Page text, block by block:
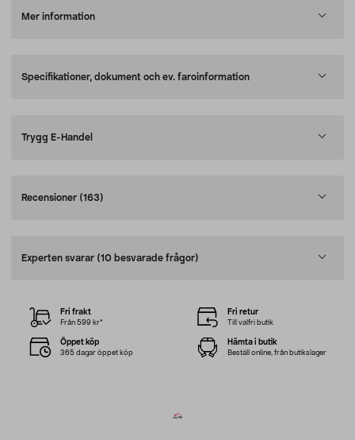
Mer information
Specifikationer, dokument och ev. faroinformation
Trygg E-Handel
Recensioner (163)
Experten svarar (10 besvarade frågor)
Fri frakt
Från 599 kr*
Fri retur
Till valfri butik
Öppet köp
365 dagar öppet köp
Hämta i butik
Beställ online, från butikslager